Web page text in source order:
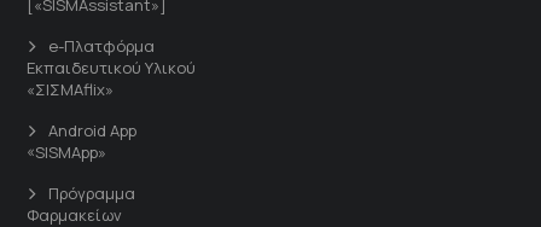
e-Πλατφόρμα
Εκπαιδευτικού Υλικού
«ΣΙΣΜΑflix»
Android App
«SISMApp»
Πρόγραμμα
Φαρμακείων